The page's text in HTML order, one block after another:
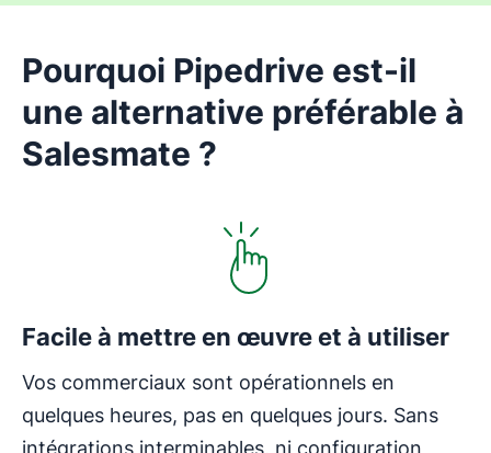
Pourquoi Pipedrive est-il
une alternative préférable à
Salesmate ?
Facile à mettre en œuvre et à utiliser
Vos commerciaux sont opérationnels en
quelques heures, pas en quelques jours. Sans
intégrations interminables, ni configuration